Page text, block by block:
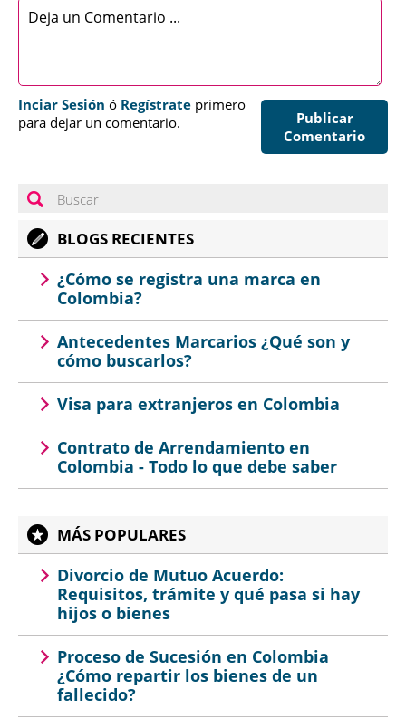
Publicar
Comentario
Inciar Sesión ó Regístrate primero
para dejar un comentario.
BLOGS RECIENTES
¿Cómo se registra una marca en
Colombia?
Antecedentes Marcarios ¿Qué son y
cómo buscarlos?
Visa para extranjeros en Colombia
Contrato de Arrendamiento en
Colombia - Todo lo que debe saber
MÁS POPULARES
Divorcio de Mutuo Acuerdo:
Requisitos, trámite y qué pasa si hay
hijos o bienes
Proceso de Sucesión en Colombia
¿Cómo repartir los bienes de un
fallecido?